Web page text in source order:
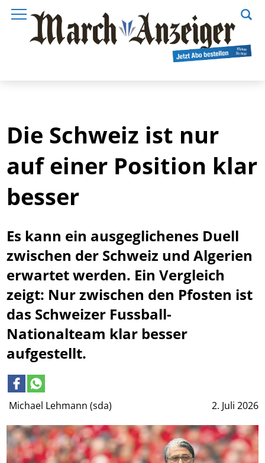
Michael Lehmann (sda) 2. Juli 2026
Die Schweiz ist nur
auf einer Position klar
besser
Es kann ein ausgeglichenes Duell
zwischen der Schweiz und Algerien
erwartet werden. Ein Vergleich
zeigt: Nur zwischen den Pfosten ist
das Schweizer Fussball-
Nationalteam klar besser
aufgestellt.